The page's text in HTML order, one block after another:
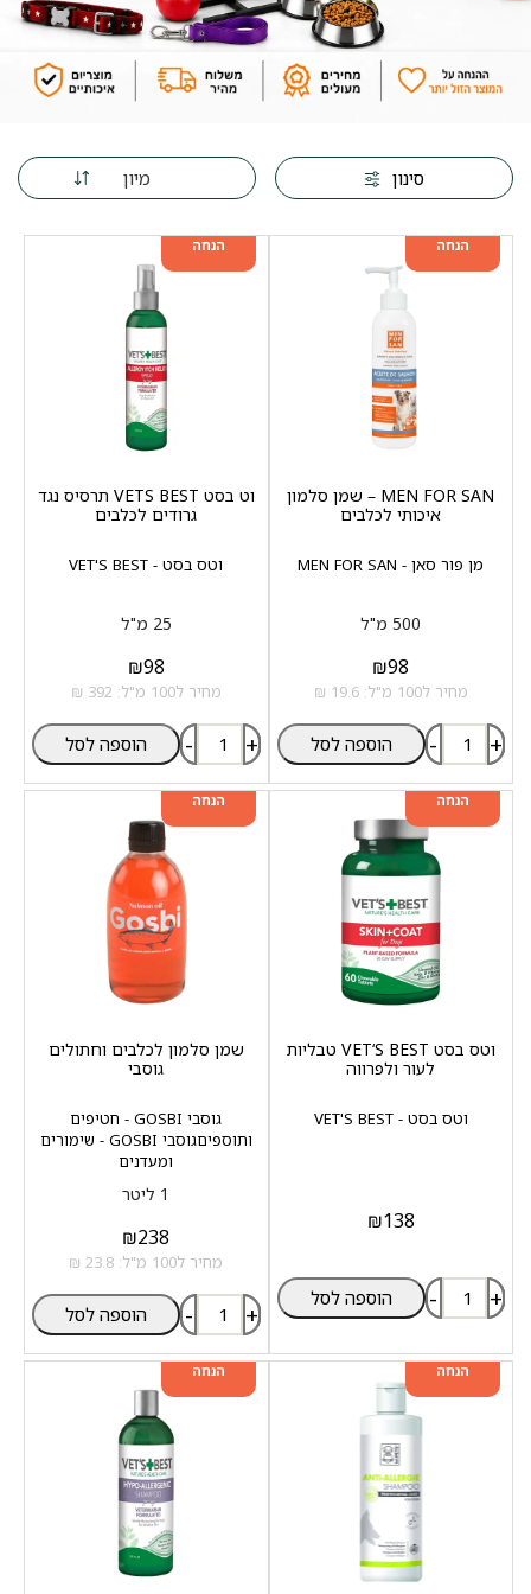
סינון מיון
מוצר שני ב-20%
הנחה
מן פור סאן - MEN FOR SAN
MEN FOR SAN – שמן סלמון
איכותי לכלבים
500 מ"ל
₪98
מחיר ל100 מ"ל: 19.6 ₪
- + הוספה לסל
מוצר שני ב-20%
הנחה
וטס בסט - VET'S BEST
וט בסט VETS BEST תרסיס נגד
גרודים לכלבים
25 מ"ל
₪98
מחיר ל100 מ"ל: 392 ₪
- + הוספה לסל
מוצר שני ב-20%
הנחה
וטס בסט - VET'S BEST
וטס בסט VET‘S BEST טבליות
לעור ולפרווה
₪138
- + הוספה לסל
מוצר שני ב-20%
הנחה
גוסבי GOSBI - חטיפים
ותוספים
גוסבי GOSBI - שימורים
ומעדנים
שמן סלמון לכלבים וחתולים
גוסבי
1 ליטר
₪238
מחיר ל100 מ"ל: 23.8 ₪
- + הוספה לסל
מוצר שני ב-20%
הנחה
מוצר שני ב-20%
הנחה